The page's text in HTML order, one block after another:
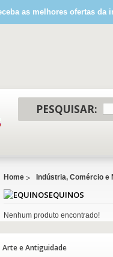
as melhores ofertas da
PESQUISAR:
Home Indústria, Comércio e
EQUINOS
Nenhum produto encontrado!
Arte e Antiguidade